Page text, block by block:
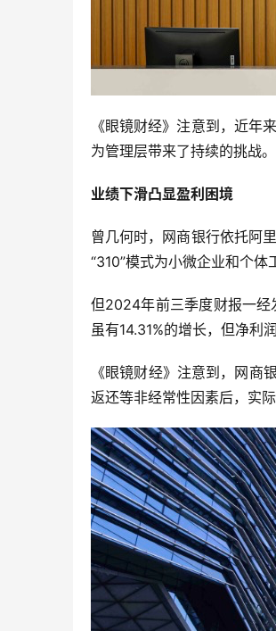
《眼镜财经》注意到，近年
为管理层带来了持续的挑战。
业绩下滑凸显盈利困境
曾几何时，网商银行依托阿
“310”模式为小微企业和个体
但2024年前三季度财报一经
虽有14.31%的增长，但净利
《眼镜财经》注意到，网商
返还等非经常性因素后，实际